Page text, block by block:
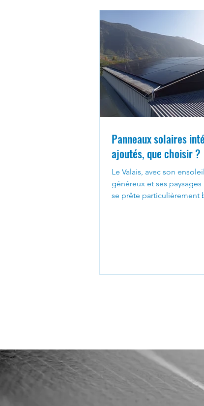
Panneaux solaires
ajoutés, que choisir ?
Le Valais, avec son
généreux et ses paysages
se prête particulièrement